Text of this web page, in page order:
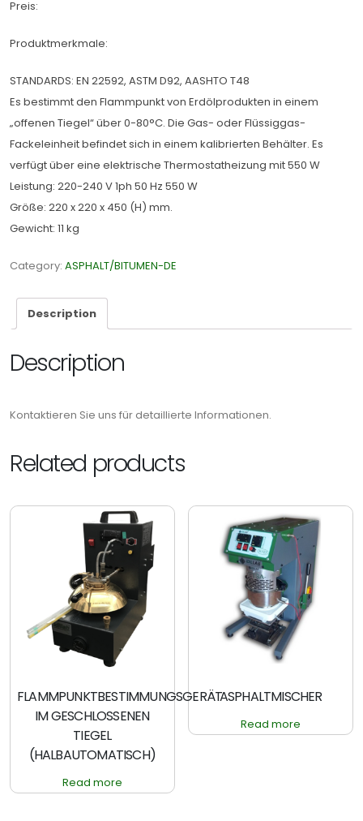
Preis:
Produktmerkmale:
STANDARDS: EN 22592, ASTM D92, AASHTO T48
Es bestimmt den Flammpunkt von Erdölprodukten in einem
„offenen Tiegel“ über 0-80°C. Die Gas- oder Flüssiggas-
Fackeleinheit befindet sich in einem kalibrierten Behälter. Es
verfügt über eine elektrische Thermostatheizung mit 550 W
Leistung: 220-240 V 1ph 50 Hz 550 W
Größe: 220 x 220 x 450 (H) mm.
Gewicht: 11 kg
Category: ASPHALT/BITUMEN-DE
Description
Description
Kontaktieren Sie uns für detaillierte Informationen.
Related products
FLAMMPUNKTBESTIMMUNGSGERÄT
IM GESCHLOSSENEN
TIEGEL
(HALBAUTOMATISCH)
Read more
ASPHALTMISCHER
Read more